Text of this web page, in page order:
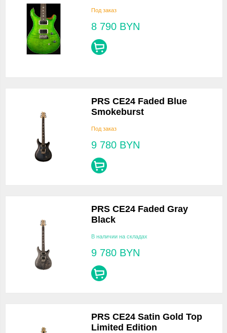
Под заказ
8 790 BYN
PRS CE24 Faded Blue
Smokeburst
Под заказ
9 780 BYN
PRS CE24 Faded Gray
Black
В наличии на складах
9 780 BYN
PRS CE24 Satin Gold Top
Limited Edition